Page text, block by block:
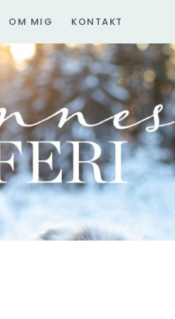
OM MIG KONTAKT